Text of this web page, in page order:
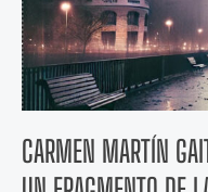
CARMEN MARTÍN
de
la
novela
Retahílas